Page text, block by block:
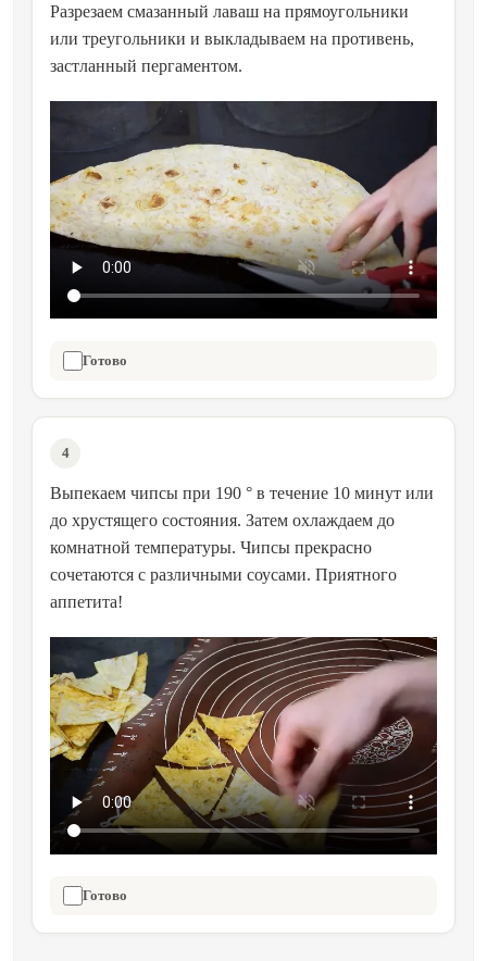
Разрезаем смазанный лаваш на прямоугольники
или треугольники и выкладываем на противень,
застланный пергаментом.
Готово
4
Выпекаем чипсы при 190 ° в течение 10 минут или
до хрустящего состояния. Затем охлаждаем до
комнатной температуры. Чипсы прекрасно
сочетаются с различными соусами. Приятного
аппетита!
Готово